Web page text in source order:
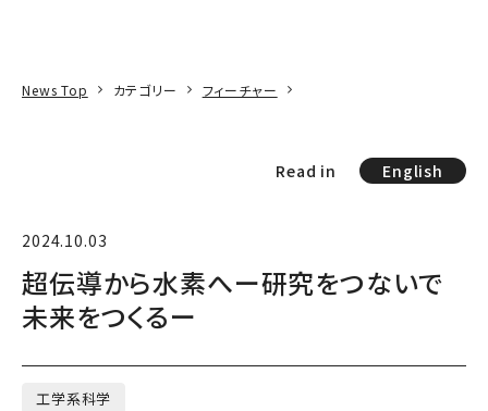
News Top カテゴリー フィーチャー
Read in English
2024.10.03
超伝導から水素へー研究をつないで
未来をつくるー
工学系科学